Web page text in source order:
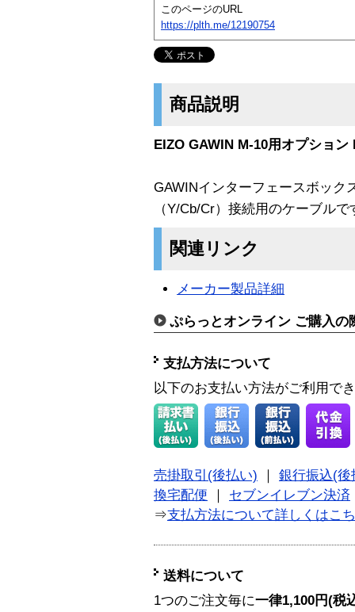
このページのURL
https://plth.me/12190754
商品説明
EIZO GAWIN M-10用オプショ
GAWINインターフェースボッ
（Y/Cb/Cr）接続用のケーブルで
関連リンク
メーカー製品詳細
ぷらっとオンライン ご購入の
支払方法について
以下のお支払い方法がご利用で
売掛取引(後払い)
銀行振込(後
換宅配便
セブンイレブン決済
⇒支払方法について詳しくはこ
送料について
1つのご注文毎に一律1,100円(税